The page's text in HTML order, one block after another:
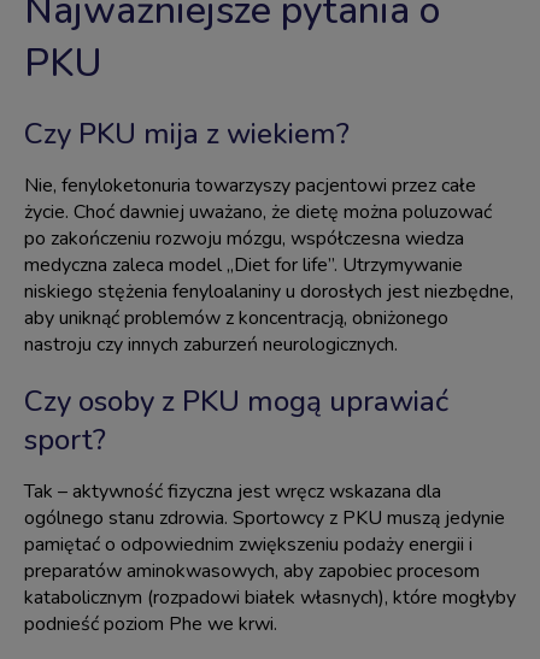
PKU
Czy PKU mija z wiekiem?
Nie, fenyloketonuria towarzyszy pacjentowi przez całe
życie. Choć dawniej uważano, że dietę można poluzować
po zakończeniu rozwoju mózgu, współczesna wiedza
medyczna zaleca model „Diet for life”. Utrzymywanie
niskiego stężenia fenyloalaniny u dorosłych jest niezbędne,
aby uniknąć problemów z koncentracją, obniżonego
nastroju czy innych zaburzeń neurologicznych.
Czy osoby z PKU mogą uprawiać
sport?
Tak – aktywność fizyczna jest wręcz wskazana dla
ogólnego stanu zdrowia. Sportowcy z PKU muszą jedynie
pamiętać o odpowiednim zwiększeniu podaży energii i
preparatów aminokwasowych, aby zapobiec procesom
katabolicznym (rozpadowi białek własnych), które mogłyby
podnieść poziom Phe we krwi.